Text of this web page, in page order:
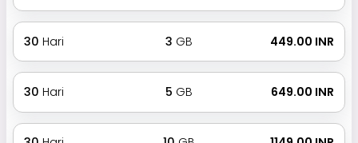
30 Hari 3 GB ₹ 449.00 INR
30 Hari 5 GB ₹ 649.00 INR